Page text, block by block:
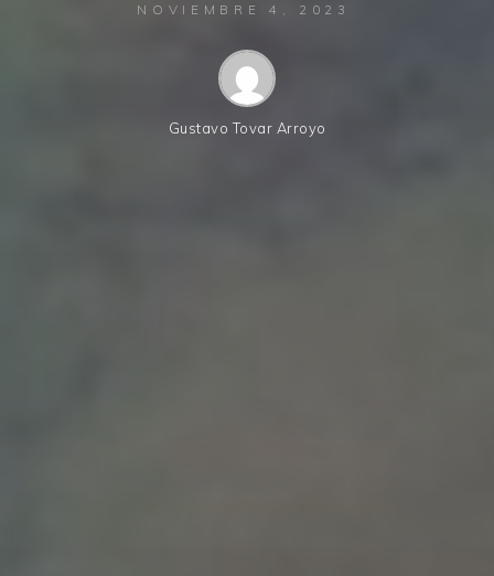
NOVIEMBRE 4, 2023
Gustavo Tovar Arroyo